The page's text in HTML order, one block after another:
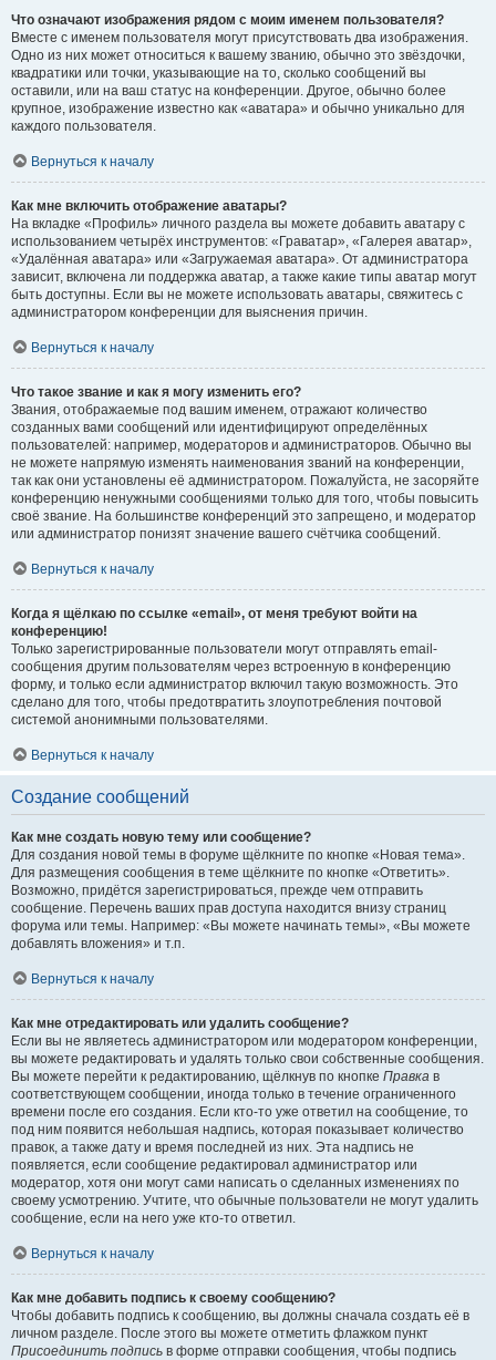
Что означают изображения рядом с моим именем пользователя?
Вместе с именем пользователя могут присутствовать два изображения.
Одно из них может относиться к вашему званию, обычно это звёздочки,
квадратики или точки, указывающие на то, сколько сообщений вы
оставили, или на ваш статус на конференции. Другое, обычно более
крупное, изображение известно как «аватара» и обычно уникально для
каждого пользователя.
Вернуться к началу
Как мне включить отображение аватары?
На вкладке «Профиль» личного раздела вы можете добавить аватару с
использованием четырёх инструментов: «Граватар», «Галерея аватар»,
«Удалённая аватара» или «Загружаемая аватара». От администратора
зависит, включена ли поддержка аватар, а также какие типы аватар могут
быть доступны. Если вы не можете использовать аватары, свяжитесь с
администратором конференции для выяснения причин.
Вернуться к началу
Что такое звание и как я могу изменить его?
Звания, отображаемые под вашим именем, отражают количество
созданных вами сообщений или идентифицируют определённых
пользователей: например, модераторов и администраторов. Обычно вы
не можете напрямую изменять наименования званий на конференции,
так как они установлены её администратором. Пожалуйста, не засоряйте
конференцию ненужными сообщениями только для того, чтобы повысить
своё звание. На большинстве конференций это запрещено, и модератор
или администратор понизят значение вашего счётчика сообщений.
Вернуться к началу
Когда я щёлкаю по ссылке «email», от меня требуют войти на
конференцию!
Только зарегистрированные пользователи могут отправлять email-
сообщения другим пользователям через встроенную в конференцию
форму, и только если администратор включил такую возможность. Это
сделано для того, чтобы предотвратить злоупотребления почтовой
системой анонимными пользователями.
Вернуться к началу
Создание сообщений
Как мне создать новую тему или сообщение?
Для создания новой темы в форуме щёлкните по кнопке «Новая тема».
Для размещения сообщения в теме щёлкните по кнопке «Ответить».
Возможно, придётся зарегистрироваться, прежде чем отправить
сообщение. Перечень ваших прав доступа находится внизу страниц
форума или темы. Например: «Вы можете начинать темы», «Вы можете
добавлять вложения» и т.п.
Вернуться к началу
Как мне отредактировать или удалить сообщение?
Если вы не являетесь администратором или модератором конференции,
вы можете редактировать и удалять только свои собственные сообщения.
Вы можете перейти к редактированию, щёлкнув по кнопке Правка в
соответствующем сообщении, иногда только в течение ограниченного
времени после его создания. Если кто-то уже ответил на сообщение, то
под ним появится небольшая надпись, которая показывает количество
правок, а также дату и время последней из них. Эта надпись не
появляется, если сообщение редактировал администратор или
модератор, хотя они могут сами написать о сделанных изменениях по
своему усмотрению. Учтите, что обычные пользователи не могут удалить
сообщение, если на него уже кто-то ответил.
Вернуться к началу
Как мне добавить подпись к своему сообщению?
Чтобы добавить подпись к сообщению, вы должны сначала создать её в
личном разделе. После этого вы можете отметить флажком пункт
Присоединить подпись в форме отправки сообщения, чтобы подпись